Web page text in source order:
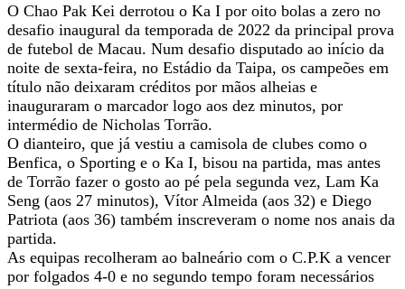
O Chao Pak Kei derrotou o Ka I por oito bolas a zero no
desafio inaugural da temporada de 2022 da principal prova
de futebol de Macau. Num desafio disputado ao início da
noite de sexta-feira, no Estádio da Taipa, os campeões em
título não deixaram créditos por mãos alheias e
inauguraram o marcador logo aos dez minutos, por
intermédio de Nicholas Torrão.
O dianteiro, que já vestiu a camisola de clubes como o
Benfica, o Sporting e o Ka I, bisou na partida, mas antes
de Torrão fazer o gosto ao pé pela segunda vez, Lam Ka
Seng (aos 27 minutos), Vítor Almeida (aos 32) e Diego
Patriota (aos 36) também inscreveram o nome nos anais da
partida.
As equipas recolheram ao balneário com o C.P.K a vencer
por folgados 4-0 e no segundo tempo foram necessários